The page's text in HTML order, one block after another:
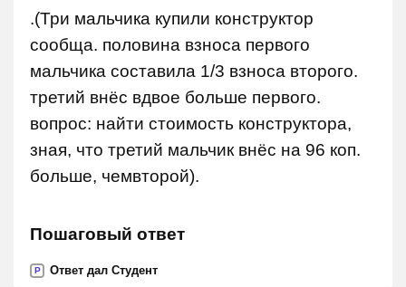
.(Три мальчика купили конструктор
сообща. половина взноса первого
мальчика составила 1/3 взноса второго.
третий внёс вдвое больше первого.
вопрос: найти стоимость конструктора,
зная, что третий мальчик внёс на 96 коп.
больше, чемвторой).
Пошаговый ответ
P Ответ дал Студент